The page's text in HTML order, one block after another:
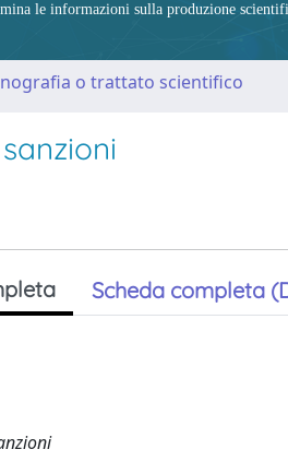
le informazioni sulla produzione
o trattato scientifico
Scheda completa